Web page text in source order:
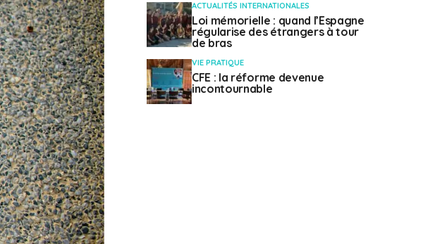
ACTUALITÉS INTERNATIONALES
Loi mémorielle : quand l’Espagne
régularise des étrangers à tour
de bras
VIE PRATIQUE
CFE : la réforme devenue
incontournable